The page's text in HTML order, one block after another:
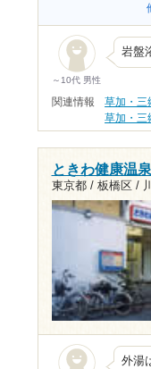
～10代 男性
岩盤
関連情報 草加・三
草加・三
ときわ健康温泉
東京都 / 板橋区 /
外湯